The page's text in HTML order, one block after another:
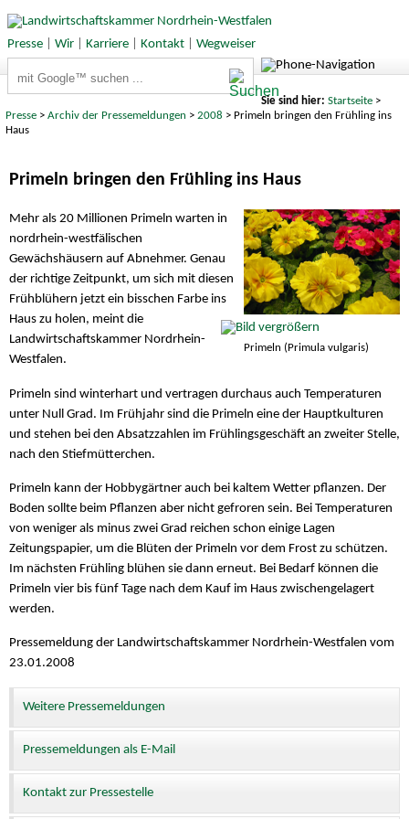
Presse| Wir| Karriere| Kontakt| Wegweiser
Sie sind hier: Startseite>
Presse >Archiv der Pressemeldungen > 2008 > Primeln bringen den Frühling ins
Haus
Primeln bringen den Frühling ins Haus
Primeln (Primula vulgaris)
Mehr als 20 Millionen Primeln warten in
nordrhein-westfälischen
Gewächshäusern auf Abnehmer. Genau
der richtige Zeitpunkt, um sich mit diesen
Frühblühern jetzt ein bisschen Farbe ins
Haus zu holen, meint die
Landwirtschaftskammer Nordrhein-
Westfalen.
Primeln sind winterhart und vertragen durchaus auch Temperaturen
unter Null Grad. Im Frühjahr sind die Primeln eine der Hauptkulturen
und stehen bei den Absatzzahlen im Frühlingsgeschäft an zweiter Stelle,
nach den Stiefmütterchen.
Primeln kann der Hobbygärtner auch bei kaltem Wetter pflanzen. Der
Boden sollte beim Pflanzen aber nicht gefroren sein. Bei Temperaturen
von weniger als minus zwei Grad reichen schon einige Lagen
Zeitungspapier, um die Blüten der Primeln vor dem Frost zu schützen.
Im nächsten Frühling blühen sie dann erneut. Bei Bedarf können die
Primeln vier bis fünf Tage nach dem Kauf im Haus zwischengelagert
werden.
Pressemeldung der Landwirtschaftskammer Nordrhein-Westfalen vom
23.01.2008
Weitere Pressemeldungen
Pressemeldungen als E-Mail
Kontakt zur Pressestelle